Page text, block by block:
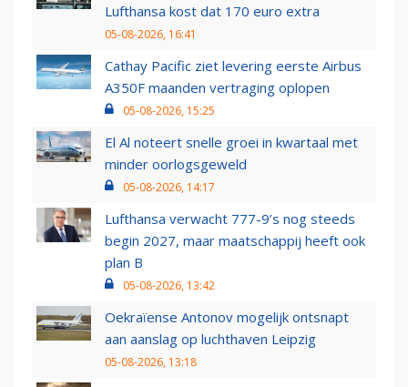
Lufthansa kost dat 170 euro extra
05-08-2026, 16:41
Cathay Pacific ziet levering eerste Airbus
A350F maanden vertraging oplopen
05-08-2026, 15:25
El Al noteert snelle groei in kwartaal met
minder oorlogsgeweld
05-08-2026, 14:17
Lufthansa verwacht 777-9’s nog steeds
begin 2027, maar maatschappij heeft ook
plan B
05-08-2026, 13:42
Oekraïense Antonov mogelijk ontsnapt
aan aanslag op luchthaven Leipzig
05-08-2026, 13:18